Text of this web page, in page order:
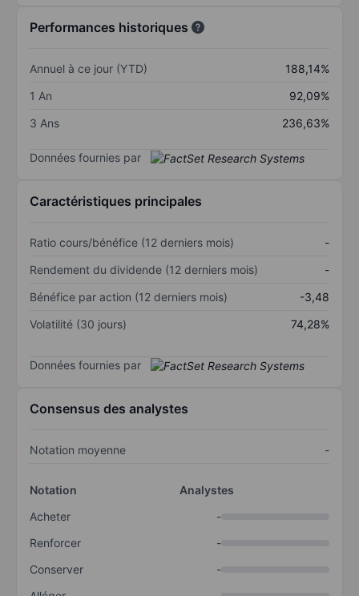
Performances historiques
Annuel à ce jour (YTD)
188,14%
1 An
92,09%
3 Ans
236,63%
Données fournies par
Caractéristiques principales
Ratio cours/bénéfice (12 derniers mois)
-
Rendement du dividende (12 derniers mois)
-
Bénéfice par action (12 derniers mois)
-3,48
Volatilité (30 jours)
74,28%
Données fournies par
Consensus des analystes
Notation moyenne -
Notation
Analystes
Acheter
-
Renforcer
-
Conserver
-